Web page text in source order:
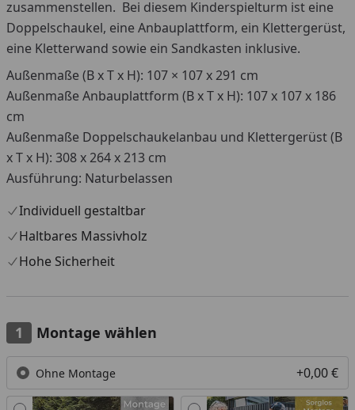
zusammenstellen. Bei diesem Kinderspielturm ist eine
Doppelschaukel, eine Anbauplattform, ein Klettergerüst,
eine Kletterwand sowie ein Sandkasten inklusive.
Außenmaße (B x T x H): 107 × 107 x 291 cm
Außenmaße Anbauplattform (B x T x H): 107 x 107 x 186
cm
Außenmaße Doppelschaukelanbau und Klettergerüst (B
x T x H): 308 x 264 x 213 cm
Ausführung: Naturbelassen
Individuell gestaltbar
Haltbares Massivholz
Hohe Sicherheit
Montage wählen
Ohne Montage +0,00 €